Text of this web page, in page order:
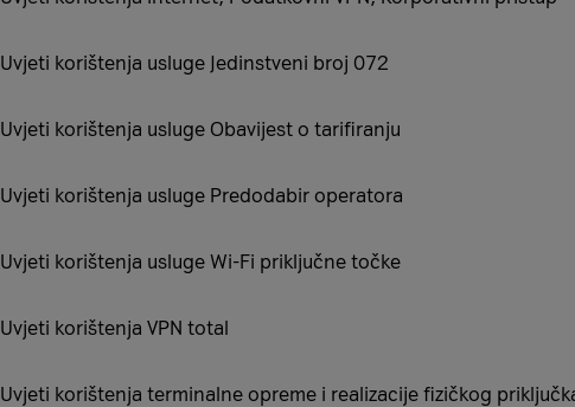
Uvjeti korištenja usluge Jedinstveni broj 072
Uvjeti korištenja usluge Obavijest o tarifiranju
Uvjeti korištenja usluge Predodabir operatora
Uvjeti korištenja usluge Wi-Fi priključne točke
Uvjeti korištenja VPN total
Uvjeti korištenja terminalne opreme i realizacije fizičkog